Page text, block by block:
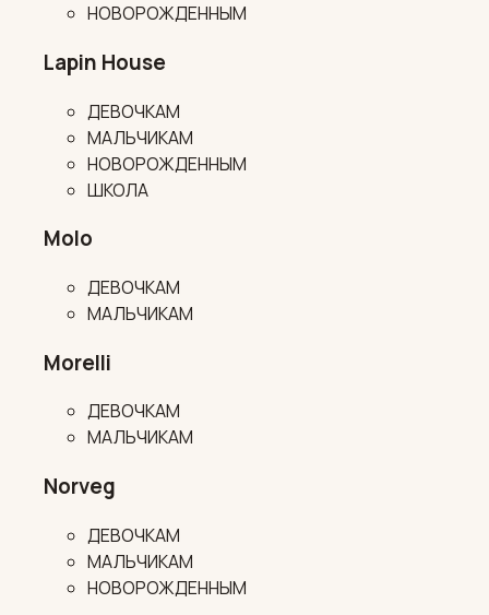
НОВОРОЖДЕННЫМ
Lapin House
ДЕВОЧКАМ
МАЛЬЧИКАМ
НОВОРОЖДЕННЫМ
ШКОЛА
Molo
ДЕВОЧКАМ
МАЛЬЧИКАМ
Morelli
ДЕВОЧКАМ
МАЛЬЧИКАМ
Norveg
ДЕВОЧКАМ
МАЛЬЧИКАМ
НОВОРОЖДЕННЫМ